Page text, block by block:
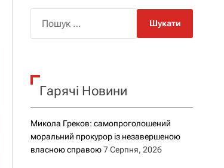
о
у
к
Гарячі Новини
Микола Греков: самопроголошений
моральний прокурор із незавершеною
власною справою 7 Серпня, 2026